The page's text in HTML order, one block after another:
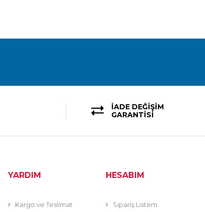
İADE DEĞİŞİM
GARANTİSİ
YARDIM
Kargo ve Teslimat
HESABIM
Sipariş Listem